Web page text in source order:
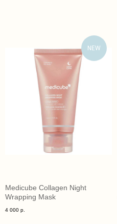
NEW
Medicube Collagen Night
Wrapping Mask
4 000 р.